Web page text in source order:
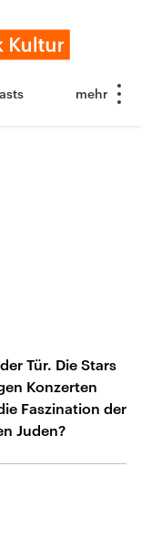
Tür. Die Stars
Konzerten
Faszination der
Juden?